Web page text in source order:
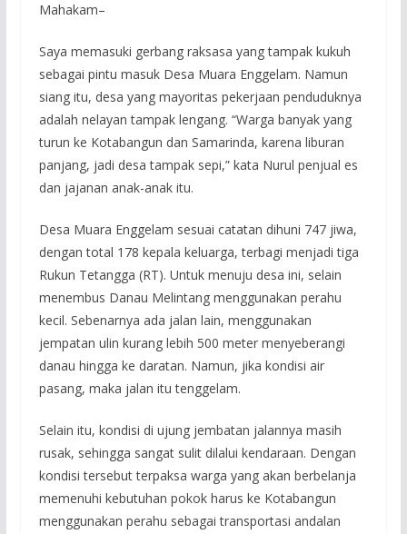
Mahakam–
Saya memasuki gerbang raksasa yang tampak kukuh
sebagai pintu masuk Desa Muara Enggelam. Namun
siang itu, desa yang mayoritas pekerjaan penduduknya
adalah nelayan tampak lengang. “Warga banyak yang
turun ke Kotabangun dan Samarinda, karena liburan
panjang, jadi desa tampak sepi,” kata Nurul penjual es
dan jajanan anak-anak itu.
Desa Muara Enggelam sesuai catatan dihuni 747 jiwa,
dengan total 178 kepala keluarga, terbagi menjadi tiga
Rukun Tetangga (RT). Untuk menuju desa ini, selain
menembus Danau Melintang menggunakan perahu
kecil. Sebenarnya ada jalan lain, menggunakan
jempatan ulin kurang lebih 500 meter menyeberangi
danau hingga ke daratan. Namun, jika kondisi air
pasang, maka jalan itu tenggelam.
Selain itu, kondisi di ujung jembatan jalannya masih
rusak, sehingga sangat sulit dilalui kendaraan. Dengan
kondisi tersebut terpaksa warga yang akan berbelanja
memenuhi kebutuhan pokok harus ke Kotabangun
menggunakan perahu sebagai transportasi andalan